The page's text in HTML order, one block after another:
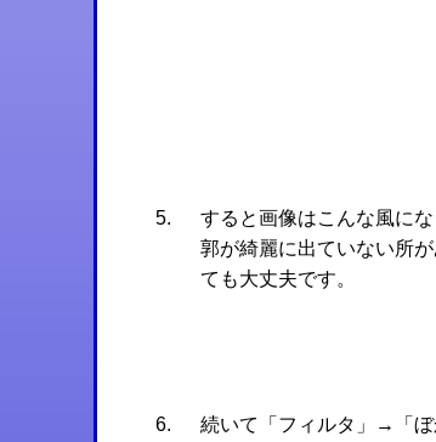
すると画像はこんな風に
郭が綺麗に出ていない所
ても大丈夫です。
続いて「フィルタ」→「